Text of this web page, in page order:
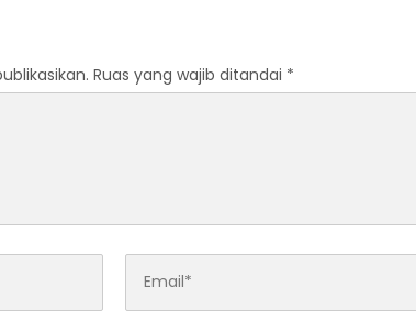
Ruas yang wajib ditandai *